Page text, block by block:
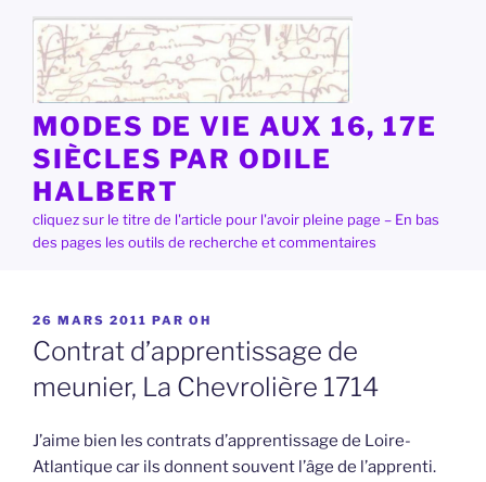
contenu
principal
MODES DE VIE AUX 16, 17E
SIÈCLES PAR ODILE
HALBERT
cliquez sur le titre de l'article pour l'avoir pleine page – En bas
des pages les outils de recherche et commentaires
PUBLIÉ
LE
26 MARS 2011 PAR OH
Contrat d’apprentissage de
meunier, La Chevrolière 1714
J’aime bien les contrats d’apprentissage de Loire-
Atlantique car ils donnent souvent l’âge de l’apprenti.